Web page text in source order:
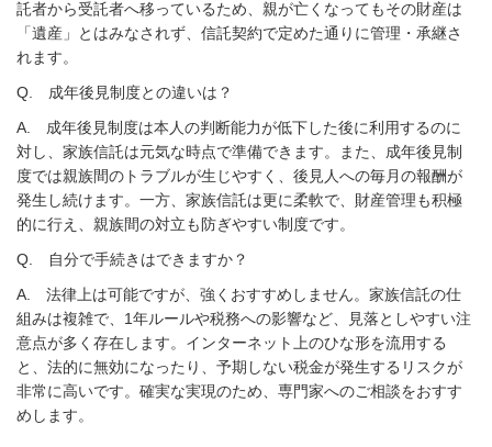
託者から受託者へ移っているため、親が亡くなってもその財産は
「遺産」とはみなされず、信託契約で定めた通りに管理・承継さ
れます。
Q. 成年後見制度との違いは？
A. 成年後見制度は本人の判断能力が低下した後に利用するのに
対し、家族信託は元気な時点で準備できます。また、成年後見制
度では親族間のトラブルが生じやすく、後見人への毎月の報酬が
発生し続けます。一方、家族信託は更に柔軟で、財産管理も积極
的に行え、親族間の対立も防ぎやすい制度です。
Q.
自分で手続きはできますか？
A. 法律上は可能ですが、強くおすすめしません。家族信託の仕
組みは複雑で、1年ルールや税務への影響など、見落としやすい注
意点が多く存在します。インターネット上のひな形を流用する
と、法的に無効になったり、予期しない税金が発生するリスクが
非常に高いです。確実な実現のため、専門家へのご相談をおすす
めします。